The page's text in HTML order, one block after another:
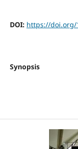
DOI: https://doi.org/
Synopsis